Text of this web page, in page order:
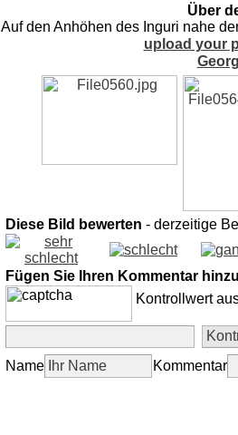
Über
Auf den Anhöhen des Inguri nahe
upload your
Diese Bild bewerten - derzeitige
Fügen Sie Ihren Kommentar
Kontrollwert
Name Kommentar